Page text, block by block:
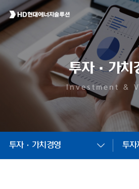
투자·가치
Investment &
투자·가치경영 투자